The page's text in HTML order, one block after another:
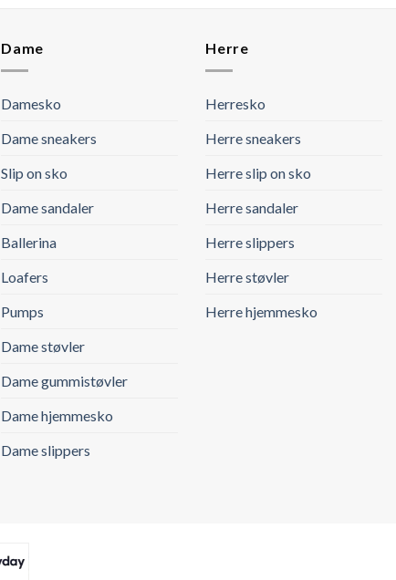
Dame
Damesko
Dame sneakers
Slip on sko
Dame sandaler
Ballerina
Loafers
Pumps
Dame støvler
Dame gummistøvler
Dame hjemmesko
Dame slippers
Herre
Herresko
Herre sneakers
Herre slip on sko
Herre sandaler
Herre slippers
Herre støvler
Herre hjemmesko